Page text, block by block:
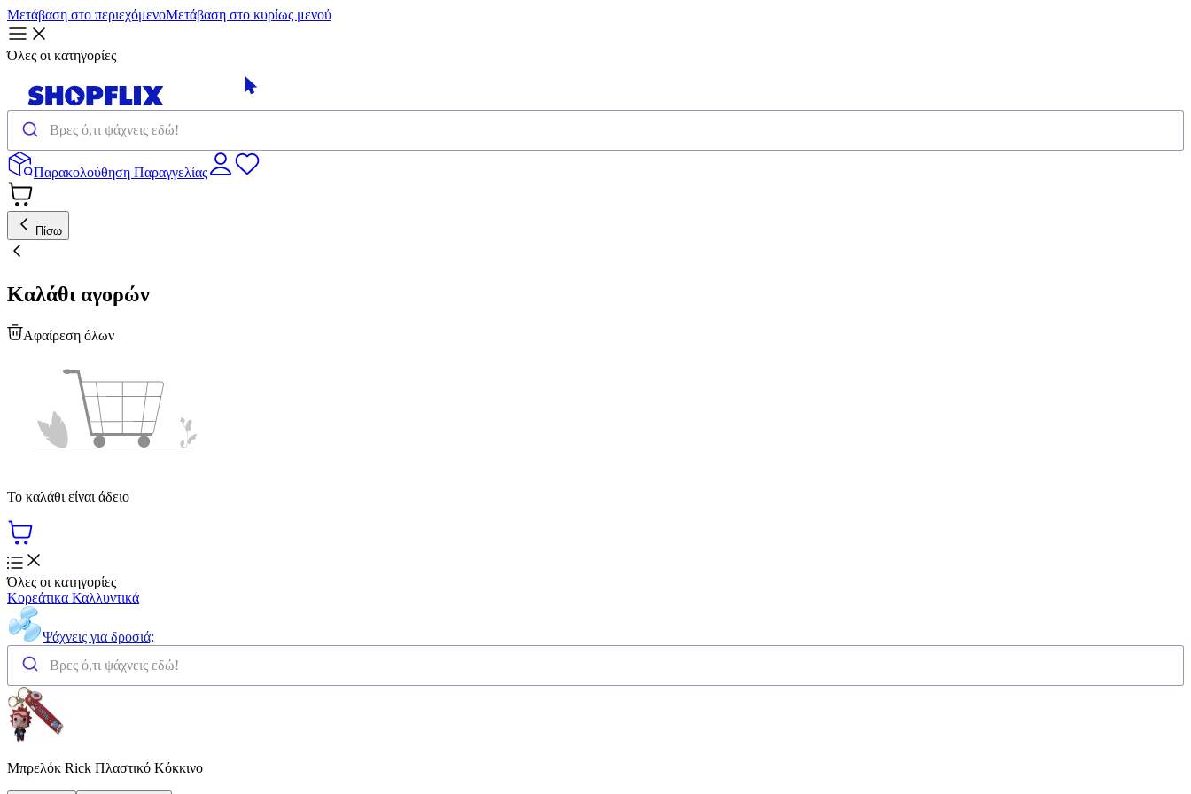
Μετάβαση στο περιεχόμενοΜετάβαση στο κυρίως μενού
Όλες οι κατηγορίες
Παρακολούθηση Παραγγελίας
Πίσω
Καλάθι αγορών
Αφαίρεση όλων
Το καλάθι είναι άδειο
Όλες οι κατηγορίες
Κορεάτικα Καλλυντικά
Ψάχνεις για δροσιά;
Μπρελόκ Rick Πλαστικό Κόκκινο